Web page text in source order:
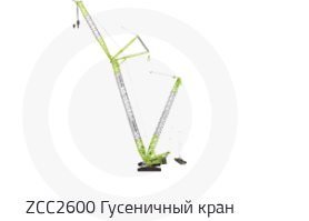
ZCC2600 Гусеничный кран